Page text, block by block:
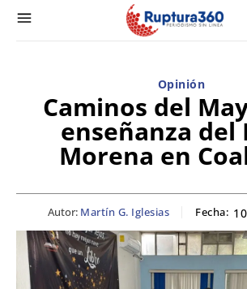
Opinión
Caminos del
enseñanza del
Morena en
Autor: Martín G. Iglesias Fecha: